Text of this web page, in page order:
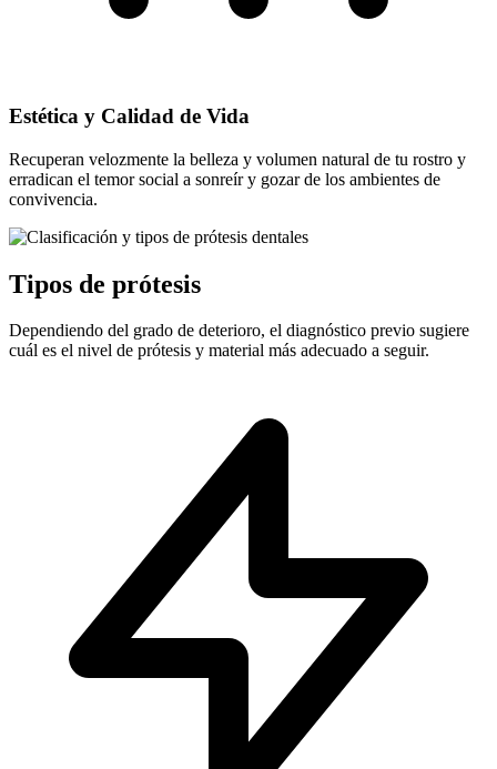
Estética y Calidad de Vida
Recuperan velozmente la belleza y volumen natural de tu rostro y
erradican el temor social a sonreír y gozar de los ambientes de
convivencia.
Tipos de prótesis
Dependiendo del grado de deterioro, el diagnóstico previo sugiere
cuál es el nivel de prótesis y material más adecuado a seguir.